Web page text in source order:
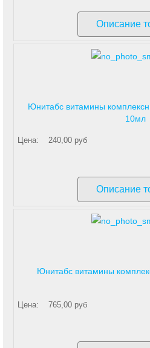
Описание
Юнитабс витамины
10мл
Цена: 240,00 руб
Описание
Юнитабс витамины
Цена: 765,00 руб